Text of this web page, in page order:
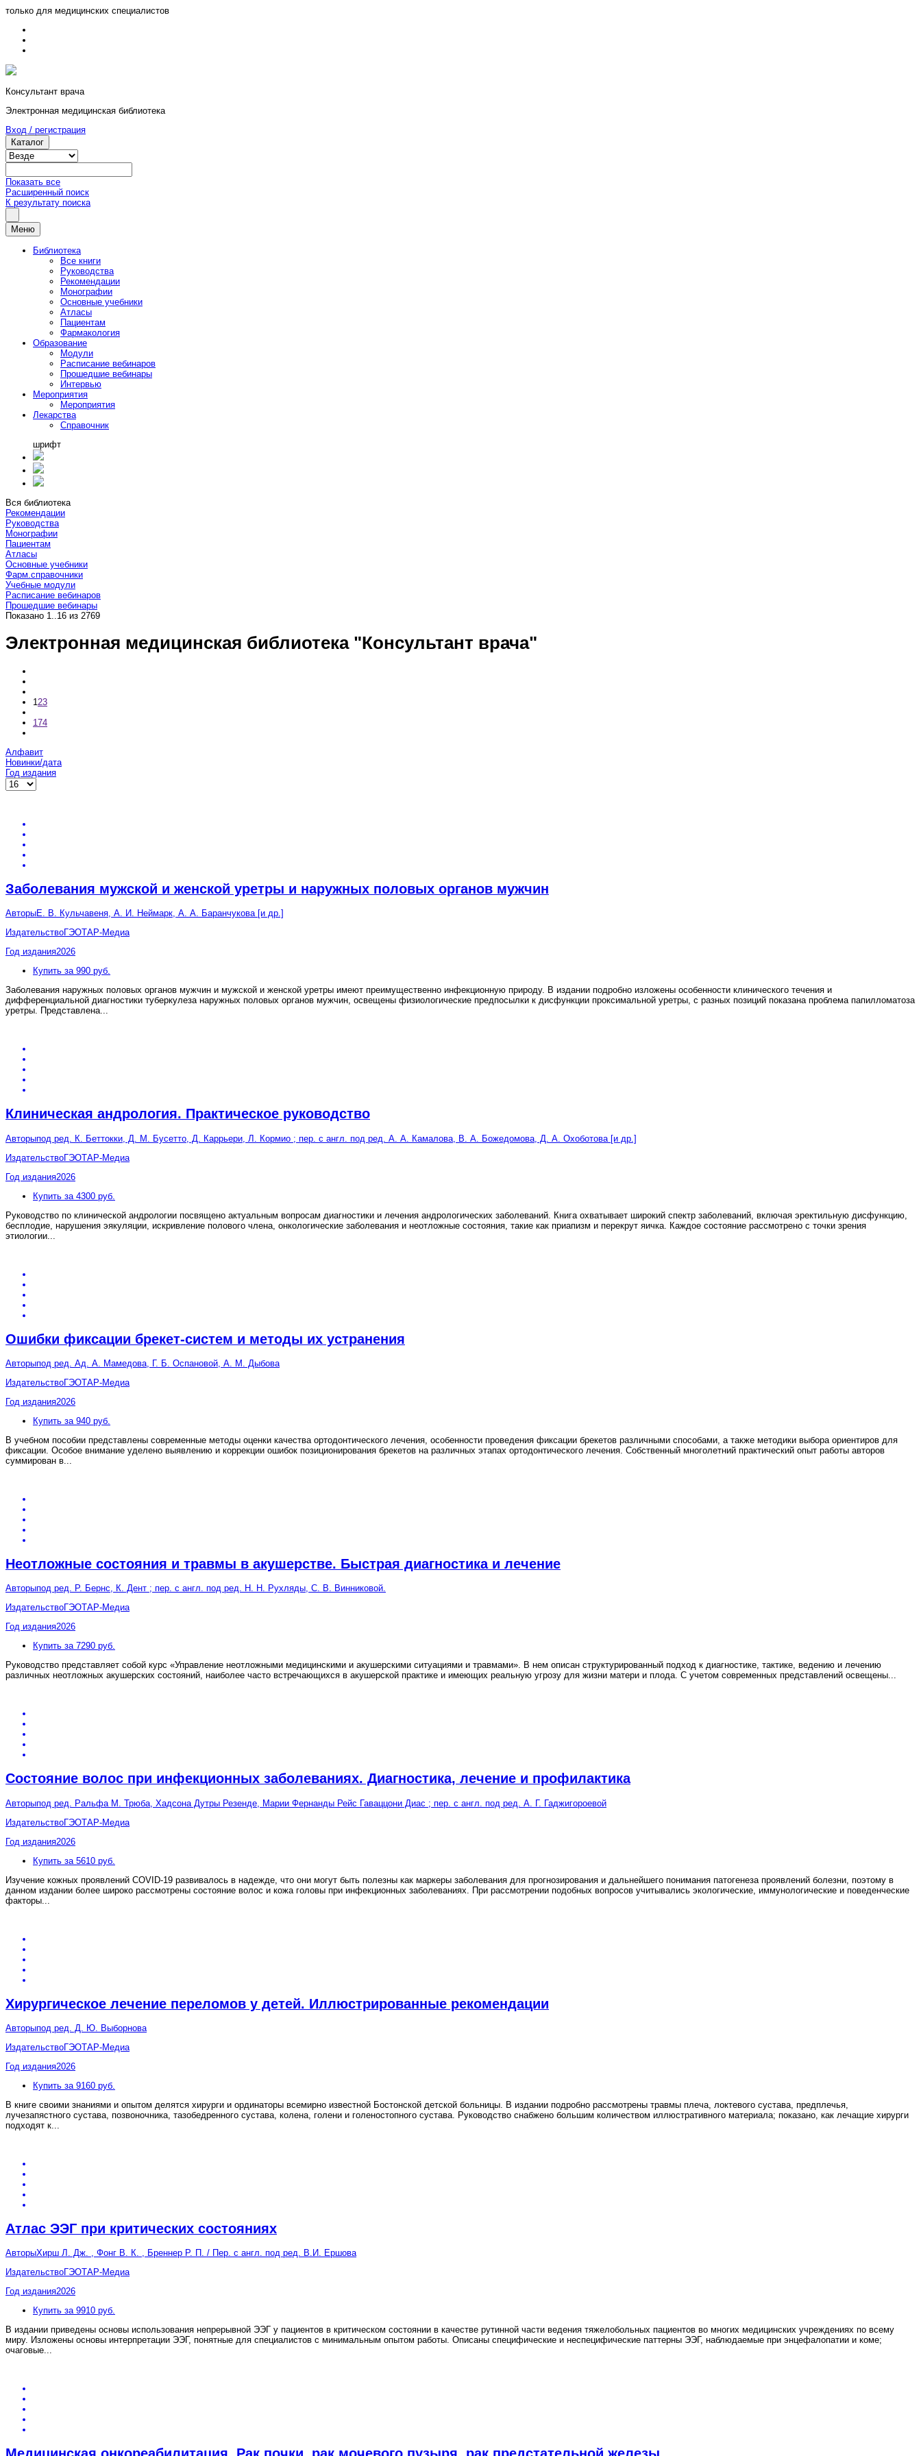
только для медицинских специалистов
Консультант врача
Электронная медицинская библиотека
Вход / регистрация
Каталог
Показать все
Расширенный поиск
К результату поиска
Меню
Библиотека
Все книги
Руководства
Рекомендации
Монографии
Основные учебники
Атласы
Пациентам
Фармакология
Образование
Модули
Расписание вебинаров
Прошедшие вебинары
Интервью
Мероприятия
Мероприятия
Лекарства
Справочник
шрифт
Вся библиотека
Рекомендации
Руководства
Монографии
Пациентам
Атласы
Основные учебники
Фарм.справочники
Учебные модули
Расписание вебинаров
Прошедшие вебинары
Показано 1..16 из 2769
Электронная медицинская библиотека "Консультант врача"
1 23
174
Алфавит
Новинки/дата
Год издания
Заболевания мужской и женской уретры и наружных половых органов мужчин
АвторыЕ. В. Кульчавеня, А. И. Неймарк, А. А. Баранчукова [и др.]
ИздательствоГЭОТАР-Медиа
Год издания2026
Купить за 990 руб.
Заболевания наружных половых органов мужчин и мужской и женской уретры имеют преимущественно инфекционную природу. В издании подробно изложены особенности клинического течения и
дифференциальной диагностики туберкулеза наружных половых органов мужчин, освещены физиологические предпосылки к дисфункции проксимальной уретры, с разных позиций показана проблема папилломатоза
уретры. Представлена...
Клиническая андрология. Практическое руководство
Авторыпод ред. К. Беттокки, Д. М. Бусетто, Д. Каррьери, Л. Кормио ; пер. с англ. под ред. А. А. Камалова, В. А. Божедомова, Д. А. Охоботова [и др.]
ИздательствоГЭОТАР-Медиа
Год издания2026
Купить за 4300 руб.
Руководство по клинической андрологии посвящено актуальным вопросам диагностики и лечения андрологических заболеваний. Книга охватывает широкий спектр заболеваний, включая эректильную дисфункцию,
бесплодие, нарушения эякуляции, искривление полового члена, онкологические заболевания и неотложные состояния, такие как приапизм и перекрут яичка. Каждое состояние рассмотрено с точки зрения
этиологии
Ошибки фиксации брекет-систем и методы их устранения
Авторыпод ред. Ад. А. Мамедова, Г. Б. Оспановой, А. М. Дыбова
ИздательствоГЭОТАР-Медиа
Год издания2026
Купить за 940 руб.
В учебном пособии представлены современные методы оценки качества ортодонтического лечения, особенности проведения фиксации брекетов различными способами, а также методики выбора ориентиров для
фиксации. Особое внимание уделено выявлению и коррекции ошибок позиционирования брекетов на различных этапах ортодонтического лечения. Собственный многолетний практический опыт работы авторов
суммирован в
Неотложные состояния и травмы в акушерстве. Быстрая диагностика и лечение
Авторыпод ред. Р. Бернс, К. Дент ; пер. с англ. под ред. Н. Н. Рухляды, С. В. Винниковой.
ИздательствоГЭОТАР-Медиа
Год издания2026
Купить за 7290 руб.
Руководство представляет собой курс «Управление неотложными медицинскими и акушерскими ситуациями и травмами». В нем описан структурированный подход к диагностике, тактике, ведению и лечению
различных неотложных акушерских состояний, наиболее часто встречающихся в акушерской практике и имеющих реальную угрозу для жизни матери и плода. С учетом современных представлений освещены...
Состояние волос при инфекционных заболеваниях. Диагностика, лечение и профилактика
Авторыпод ред. Ральфа М. Трюба, Хадсона Дутры Резенде, Марии Фернанды Рейс Гаваццони Диас ; пер. с англ. под ред. А. Г. Гаджигороевой
ИздательствоГЭОТАР-Медиа
Год издания2026
Купить за 5610 руб.
Изучение кожных проявлений COVID-19 развивалось в надежде, что они могут быть полезны как маркеры заболевания для прогнозирования и дальнейшего понимания патогенеза проявлений болезни, поэтому в
данном издании более широко рассмотрены состояние волос и кожа головы при инфекционных заболеваниях. При рассмотрении подобных вопросов учитывались экологические, иммунологические и поведенческие
факторы
Хирургическое лечение переломов у детей. Иллюстрированные рекомендации
Авторыпод ред. Д. Ю. Выборнова
ИздательствоГЭОТАР-Медиа
Год издания2026
Купить за 9160 руб.
В книге своими знаниями и опытом делятся хирурги и ординаторы всемирно известной Бостонской детской больницы. В издании подробно рассмотрены травмы плеча, локтевого сустава, предплечья,
лучезапястного сустава, позвоночника, тазобедренного сустава, колена, голени и голеностопного сустава. Руководство снабжено большим количеством иллюстративного материала; показано, как лечащие хирурги
подходят к
Атлас ЭЭГ при критических состояниях
АвторыХирш Л. Дж. , Фонг В. К. , Бреннер Р. П. / Пер. с англ. под ред. В.И. Ершова
ИздательствоГЭОТАР-Медиа
Год издания2026
Купить за 9910 руб.
В издании приведены основы использования непрерывной ЭЭГ у пациентов в критическом состоянии в качестве рутинной части ведения тяжелобольных пациентов во многих медицинских учреждениях по всему
миру. Изложены основы интерпретации ЭЭГ, понятные для специалистов с минимальным опытом работы. Описаны специфические и неспецифические паттерны ЭЭГ, наблюдаемые при энцефалопатии и коме;
очаговые...